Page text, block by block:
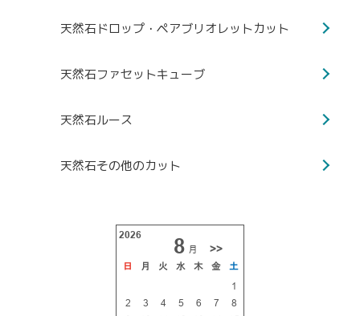
天然石ドロップ・ペアブリオレットカット
天然石ファセットキューブ
天然石ルース
天然石その他のカット